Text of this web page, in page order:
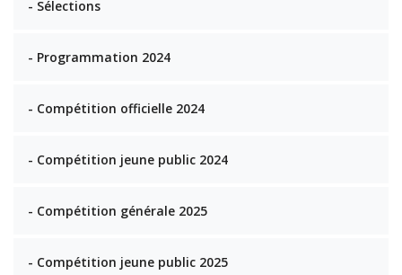
- Sélections
- Programmation 2024
- Compétition officielle 2024
- Compétition jeune public 2024
- Compétition générale 2025
- Compétition jeune public 2025